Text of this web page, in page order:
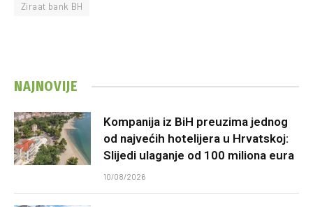
Ziraat bank BH
NAJNOVIJE
Kompanija iz BiH preuzima jednog
od najvećih hotelijera u Hrvatskoj:
Slijedi ulaganje od 100 miliona eura
10/08/2026